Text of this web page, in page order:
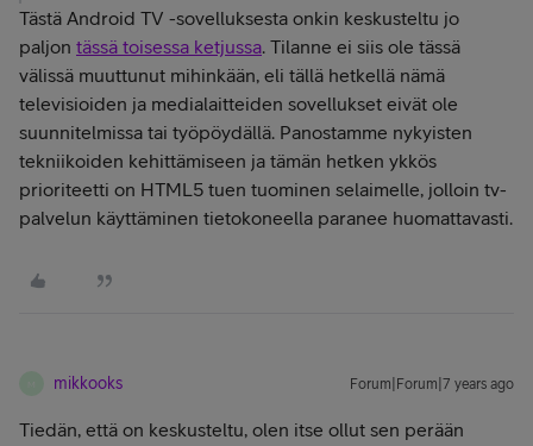
Tästä Android TV -sovelluksesta onkin keskusteltu jo
paljon tässä toisessa ketjussa. Tilanne ei siis ole tässä
välissä muuttunut mihinkään, eli tällä hetkellä nämä
televisioiden ja medialaitteiden sovellukset eivät ole
suunnitelmissa tai työpöydällä. Panostamme nykyisten
tekniikoiden kehittämiseen ja tämän hetken ykkös
prioriteetti on HTML5 tuen tuominen selaimelle, jolloin tv-
palvelun käyttäminen tietokoneella paranee huomattavasti.
mikkooks Forum|Forum|7 years ago
Tiedän, että on keskusteltu, olen itse ollut sen perään